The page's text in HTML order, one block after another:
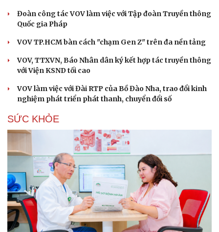
Đoàn công tác VOV làm việc với Tập đoàn Truyền thông
Quốc gia Pháp
VOV TP.HCM bàn cách "chạm Gen Z" trên đa nền tảng
VOV, TTXVN, Báo Nhân dân ký kết hợp tác truyền thông
với Viện KSND tối cao
VOV làm việc với Đài RTP của Bồ Đào Nha, trao đổi kinh
nghiệm phát triển phát thanh, chuyển đổi số
SỨC KHỎE